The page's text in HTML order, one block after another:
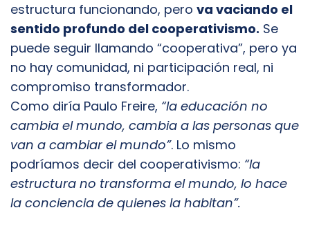
estructura funcionando, pero va vaciando el
sentido profundo del cooperativismo. Se
puede seguir llamando “cooperativa”, pero ya
no hay comunidad, ni participación real, ni
compromiso transformador.
Como diría Paulo Freire, “la educación no
cambia el mundo, cambia a las personas que
van a cambiar el mundo”. Lo mismo
podríamos decir del cooperativismo: “la
estructura no transforma el mundo, lo hace
la conciencia de quienes la habitan”.